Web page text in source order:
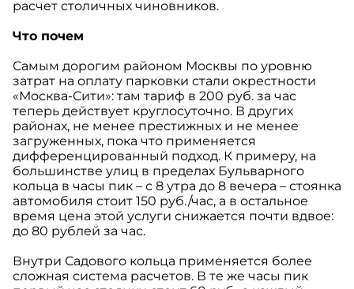
расчет столичных чиновников.
Что почем
Самым дорогим районом Москвы по уровню
затрат на оплату парковки стали окрестности
«Москва-Сити»: там тариф в 200 руб. за час
теперь действует круглосуточно. В других
районах, не менее престижных и не менее
загруженных, пока что применяется
дифференцированный подход. К примеру, на
большинстве улиц в пределах Бульварного
кольца в часы пик – с 8 утра до 8 вечера – стоянка
автомобиля стоит 150 руб./час, а в остальное
время цена этой услуги снижается почти вдвое:
до 80 рублей за час.
Внутри Садового кольца применяется более
сложная система расчетов. В те же часы пик